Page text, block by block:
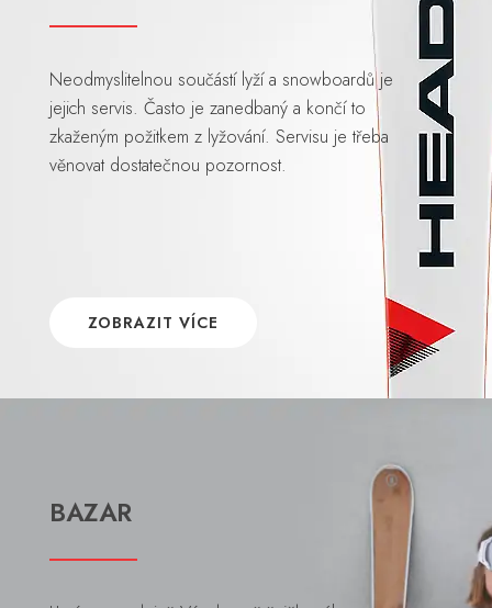
Neodmyslitelnou součástí lyží a snowboardů je
jejich servis. Často je zanedbaný a končí to
zkaženým požitkem z lyžování. Servisu je třeba
věnovat dostatečnou pozornost.
ZOBRAZIT VÍCE
BAZAR